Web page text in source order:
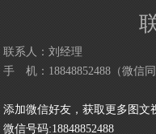
联系人：刘经理
手 机：18848852488（微信
添加微信好友，获取更多图文
微信号码:18848852488